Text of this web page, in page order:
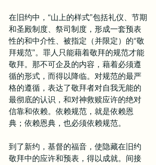
在旧约中，“山上的样式”包括礼仪、节期
和圣殿制度、祭司制度，形成一套预表
性的和中介性、被指定（并限定）的“敬
拜规范”。罪人只能藉着敬拜的规范才能
敬拜。那不可企及的内容，藉着必须遵
循的形式，而得以降临。对规范的最严
格的遵循，表达了敬拜者对自我无能的
最彻底的认识，和对神救赎应许的绝对
信靠和依赖。依赖规范，就是依赖恩
典；依赖恩典，也必须依赖规范。
到了新约，基督的福音，使隐藏在旧约
敬拜中的应许和预表，得以成就。间接